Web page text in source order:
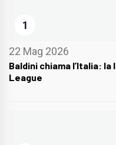
1
22 Mag 2026
Baldini chiama l’Italia:
League